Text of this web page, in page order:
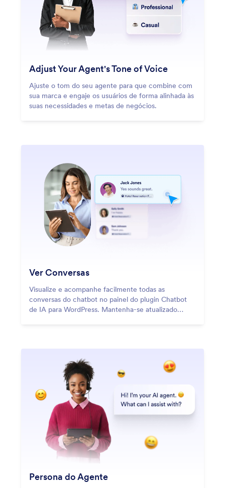
Adjust Your Agent's Tone of Voice
Ajuste o tom do seu agente para que combine com
sua marca e engaje os usuários de forma alinhada às
suas necessidades e metas de negócios.
Ver Conversas
Visualize e acompanhe facilmente todas as
conversas do chatbot no painel do plugin Chatbot
de IA para WordPress. Mantenha-se atualizado
Persona do Agente